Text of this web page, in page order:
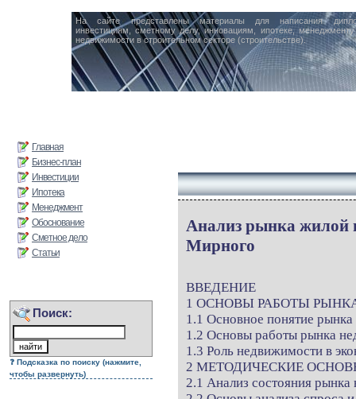
На сайте представлены материалы для написания
инвестициям, сметному делу, инновациям, ипотеке,
недвижимости в строительном секторе (строительстве).
Главная
Бизнес-план
Инвестиции
Ипотека
Менеджмент
Обоснование
Сметное дело
Статьи
Поиск:
Подсказка по поиску (нажмите,
чтобы развернуть)
Анализ рынка жилой
Мирного
ВВЕДЕНИЕ
1 ОСНОВЫ РАБОТЫ
1.1 Основное понятие
1.2 Основы работы рынка
1.3 Роль недвижимости в
2 МЕТОДИЧЕСКИЕ
2.1 Анализ состояния